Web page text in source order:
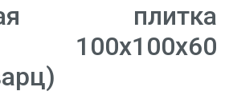
плитка
100х100х60